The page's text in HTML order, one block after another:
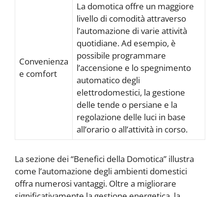
Convenienza
e comfort
La domotica offre un maggiore
livello di comodità attraverso
l’automazione di varie attività
quotidiane. Ad esempio, è
possibile programmare
l’accensione e lo spegnimento
automatico degli
elettrodomestici, la gestione
delle tende o persiane e la
regolazione delle luci in base
all’orario o all’attività in corso.
La sezione dei “Benefici della Domotica” illustra
come l’automazione degli ambienti domestici
offra numerosi vantaggi. Oltre a migliorare